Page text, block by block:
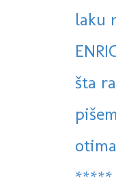
laku
šta
*****